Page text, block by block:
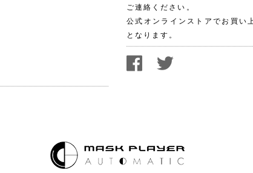
ご連絡ください。
公式オンラインストアでお買い
となります。